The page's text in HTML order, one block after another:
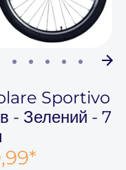
Sportivo
- Зелений - 7
*